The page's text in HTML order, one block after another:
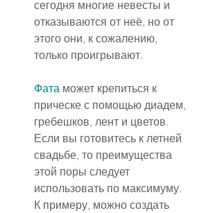
сегодня многие невесты и
отказываются от неё, но от
этого они, к сожалению,
только проигрывают.
Фата может крепиться к
прическе с помощью диадем,
гребешков, лент и цветов.
Если вы готовитесь к летней
свадьбе, то преимущества
этой поры следует
использовать по максимуму.
К примеру, можно создать